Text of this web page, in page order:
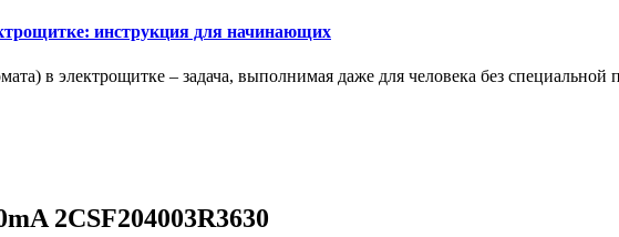
инструкция для начинающих
в электрощитке – задача, выполнимая даже для человека без специальной
2CSF204003R3630